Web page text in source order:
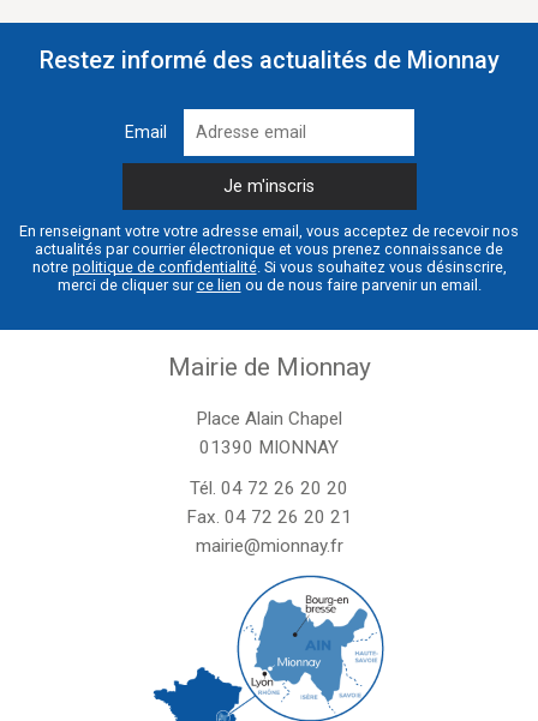
Restez informé des actualités de Mionnay
Email
En renseignant votre votre adresse email, vous acceptez de recevoir nos
actualités par courrier électronique et vous prenez connaissance de
notre politique de confidentialité. Si vous souhaitez vous désinscrire,
merci de cliquer surce lien ou de nous faire parvenir un email.
Mairie de Mionnay
Place Alain Chapel
01390 MIONNAY
Tél. 04 72 26 20 20
Fax. 04 72 26 20 21
mairie@mionnay.fr